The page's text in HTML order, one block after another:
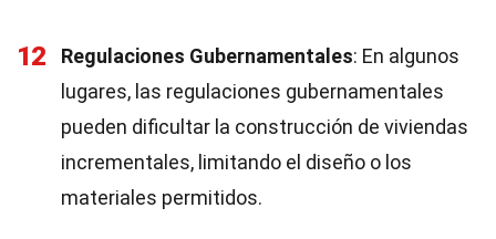
12 Regulaciones Gubernamentales: En algunos
lugares, las regulaciones gubernamentales
pueden dificultar la construcción de viviendas
incrementales, limitando el diseño o los
materiales permitidos.